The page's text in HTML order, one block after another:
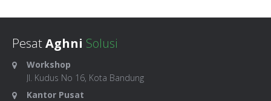
PesatAghni Solusi
Workshop
Jl. Kudus No 16, Kota Bandung
Kantor Pusat